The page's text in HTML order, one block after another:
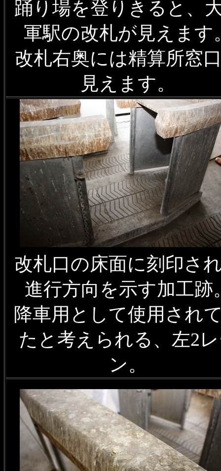
踊り場を登りきると、
軍駅の改札が見えます
改札右奥には精算所窓
見えます。
改札口の床面に刻印さ
進行方向を示す加工跡
降車用として使用され
たと考えられる、左2
ン。